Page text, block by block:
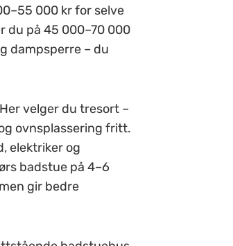
000 kr for selve
du på 45 000–70 000
dampsperre – du
velger du tresort –
ovnsplassering fritt.
elektriker og
badstue på 4–6
gir bedre